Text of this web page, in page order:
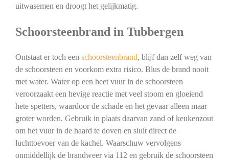
uitwasemen en droogt het gelijkmatig.
Schoorsteenbrand in Tubbergen
Ontstaat er toch een schoorsteenbrand, blijf dan zelf weg van
de schoorsteen en voorkom extra risico. Blus de brand nooit
met water. Water op een heet vuur in de schoorsteen
veroorzaakt een hevige reactie met veel stoom en gloeiend
hete spetters, waardoor de schade en het gevaar alleen maar
groter worden. Gebruik in plaats daarvan zand of keukenzout
om het vuur in de haard te doven en sluit direct de
luchttoevoer van de kachel. Waarschuw vervolgens
onmiddellijk de brandweer via 112 en gebruik de schoorsteen